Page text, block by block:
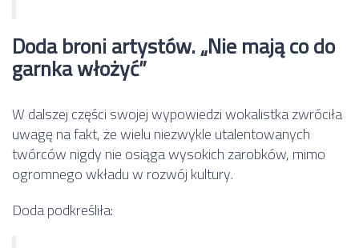
Doda broni artystów. „Nie mają co do
garnka włożyć”
W dalszej części swojej wypowiedzi wokalistka zwróciła
uwagę na fakt, że wielu niezwykle utalentowanych
twórców nigdy nie osiąga wysokich zarobków, mimo
ogromnego wkładu w rozwój kultury.
Doda podkreśliła: